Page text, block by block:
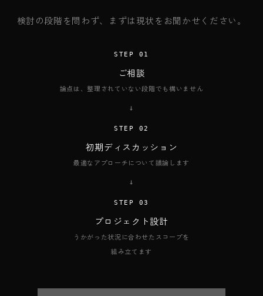
検討の段階を問わず、まずは現状をお聞かせください。
STEP 01
ご相談
論点は、整理されていない段階でも構いません
→
STEP 02
初期ディスカッション
最適なアプローチについて議論します
→
STEP 03
プロジェクト設計
うかがった状況に合わせたスコープを
組み立てます